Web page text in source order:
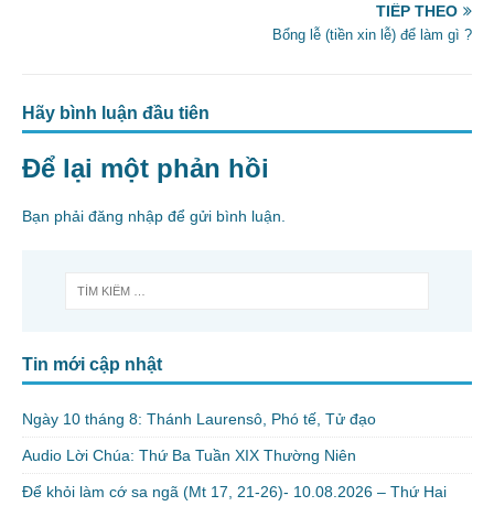
TIẾP THEO
Bổng lễ (tiền xin lễ) để làm gì ?
Hãy bình luận đầu tiên
Để lại một phản hồi
Bạn phải đăng nhập để gửi bình luận.
Tin mới cập nhật
Ngày 10 tháng 8: Thánh Laurensô, Phó tế, Tử đạo
Audio Lời Chúa: Thứ Ba Tuần XIX Thường Niên
Để khỏi làm cớ sa ngã (Mt 17, 21-26)- 10.08.2026 – Thứ Hai